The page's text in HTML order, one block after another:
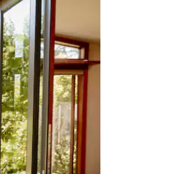
et en faisant glisser.